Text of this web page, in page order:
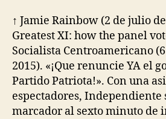
↑ Jamie Rainbow (2 de julio
Greatest XI: how the panel
Socialista Centroamericano
2015). «¡Que renuncie YA el
Partido Patriota!». Con una
espectadores, Independiente
marcador al sexto minuto de